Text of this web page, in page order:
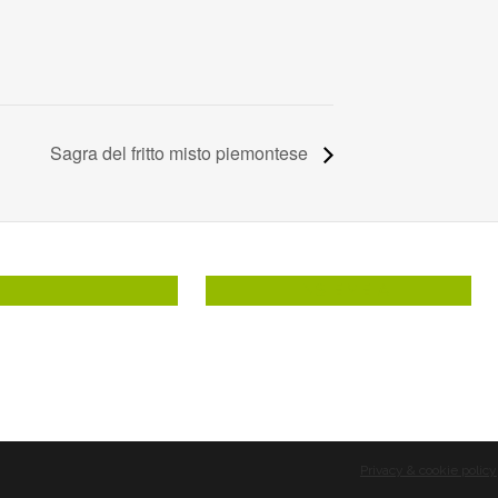
Sagra del fritto misto piemontese